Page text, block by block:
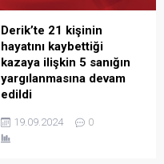
Derik’te 21 kişinin
hayatını kaybettiği
kazaya ilişkin 5 sanığın
yargılanmasına devam
edildi
meydana gelen, 1 polis
memurunun şehit olduğu,
19.09.2024 0